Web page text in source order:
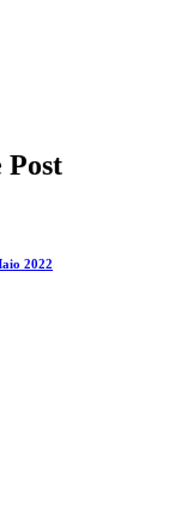
Post
2022